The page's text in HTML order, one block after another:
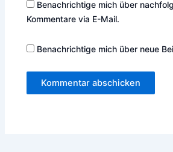
Benachrichtige mich über
Kommentare via E-Mail.
Benachrichtige mich über neue